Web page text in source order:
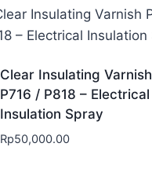
Clear Insulating Varnish
P716 / P818 – Electrical
Insulation Spray
Rp50,000.00